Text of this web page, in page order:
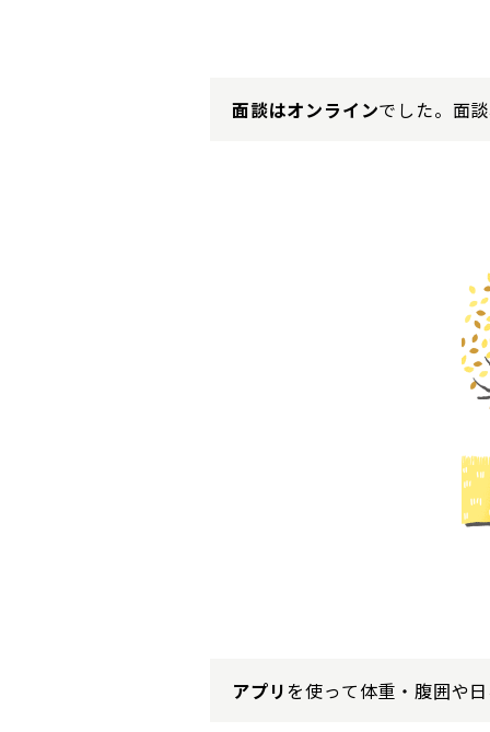
面談はオンラインでした。面
アプリを使って体重・腹囲や